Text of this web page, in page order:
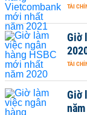
TÀI
Giờ
TÀI
Giờ